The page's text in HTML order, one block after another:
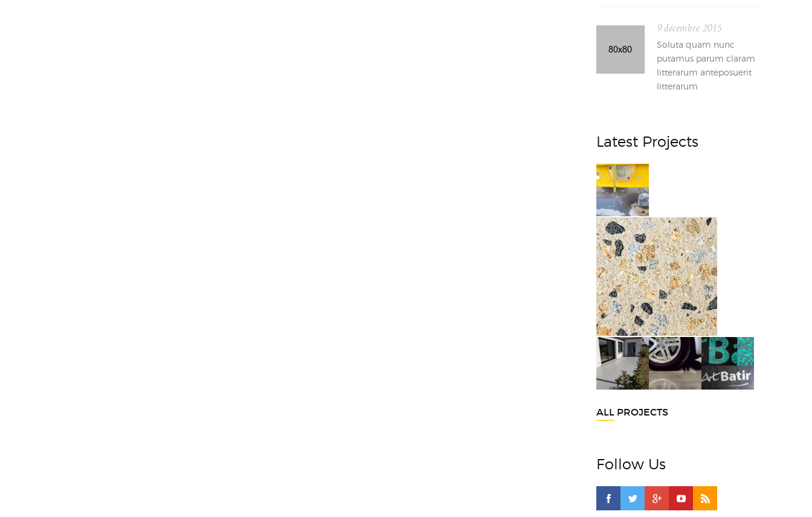
9 décembre 2015
Soluta quam nunc
putamus parum claram
litterarum anteposuerit
litterarum
Latest Projects
ALL PROJECTS
Follow Us